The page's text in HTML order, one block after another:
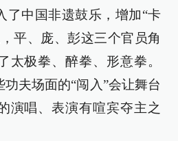
了中国非遗鼓乐，增加“卡
平、庞、彭这三个官员角
太极拳、醉拳、形意拳。
夫场面的“闯入”会让舞台
演唱、表演有喧宾夺主之